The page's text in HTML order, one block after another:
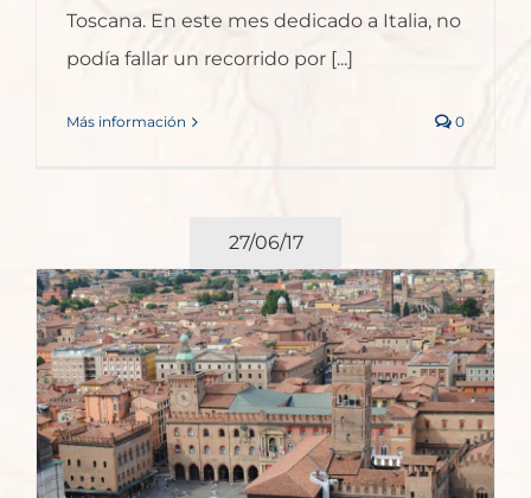
Toscana. En este mes dedicado a Italia, no
podía fallar un recorrido por [...]
Más información 0
27/06/17